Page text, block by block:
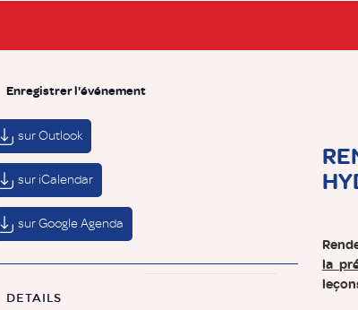
la
Enregistrer l'événement
sur Outlook
sur iCalendar
sur Google Agenda
DETAILS